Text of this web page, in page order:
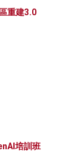
重建3.0
培訓班